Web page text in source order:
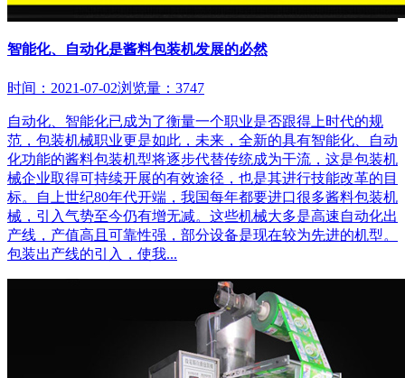
智能化、自动化是酱料包装机发展的必然
时间：2021-07-02浏览量：3747
自动化、智能化已成为了衡量一个职业是否跟得上时代的规
范，包装机械职业更是如此，未来，全新的具有智能化、自动
化功能的酱料包装机型将逐步代替传统成为干流，这是包装机
械企业取得可持续开展的有效途径，也是其进行技能改革的目
标。自上世纪80年代开端，我国每年都要进口很多酱料包装机
械，引入气势至今仍有增无减。这些机械大多是高速自动化出
产线，产值高且可靠性强，部分设备是现在较为先进的机型。
包装出产线的引入，使我...